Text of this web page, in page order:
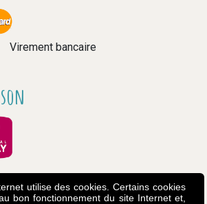
Virement bancaire
utilise des cookies. Certains cookies
bon fonctionnement du site Internet et,